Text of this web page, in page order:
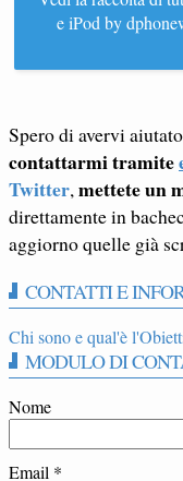
e iPod by
Spero di avervi
contattarmi tramite
Twitter,mettete un
direttamente in
aggiorno quelle già
CONTATTI E
Chi sono e qual'è
MODULO DI
Nome
Email *